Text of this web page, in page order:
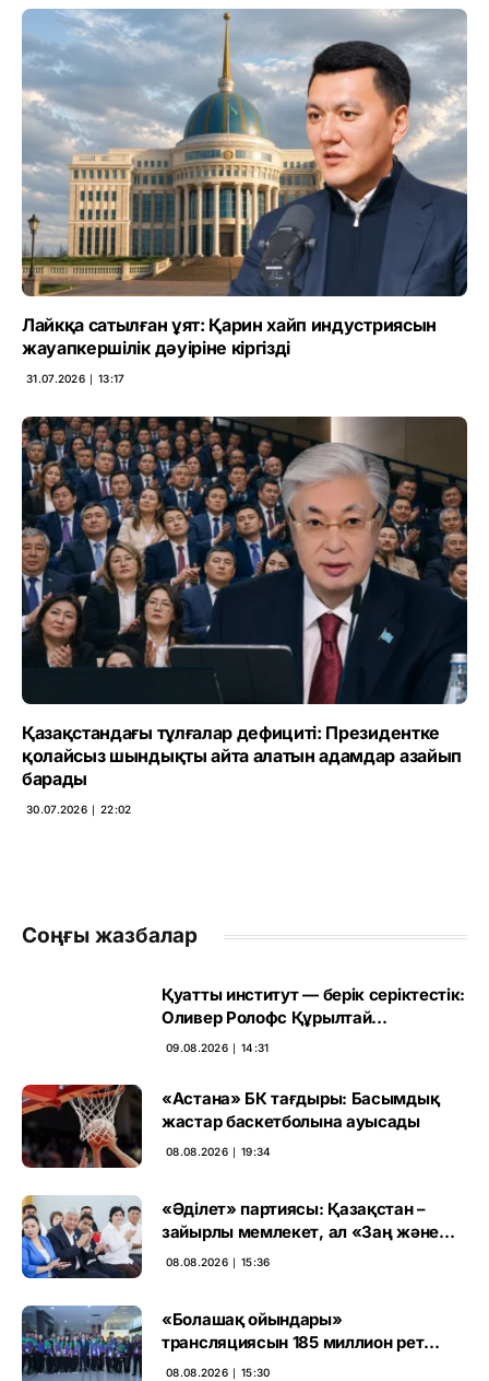
Лайкқа сатылған ұят: Қарин хайп индустриясын
жауапкершілік дәуіріне кіргізді
31.07.2026 ∣ 13:17
Қазақстандағы тұлғалар дефициті: Президентке
қолайсыз шындықты айта алатын адамдар азайып
барады
30.07.2026 ∣ 22:02
Соңғы жазбалар
Қуатты институт — берік серіктестік:
Оливер Ролофс Құрылтай
сайлауының маңызын бағалады
09.08.2026 ∣ 14:31
«Астана» БК тағдыры: Басымдық
жастар баскетболына ауысады
08.08.2026 ∣ 19:34
«Әділет» партиясы: Қазақстан –
зайырлы мемлекет, ал «Заң және
тәртіп» қағидаты баршаға міндетті
08.08.2026 ∣ 15:36
«Болашақ ойындары»
трансляциясын 185 миллион рет
көрген
08.08.2026 ∣ 15:30